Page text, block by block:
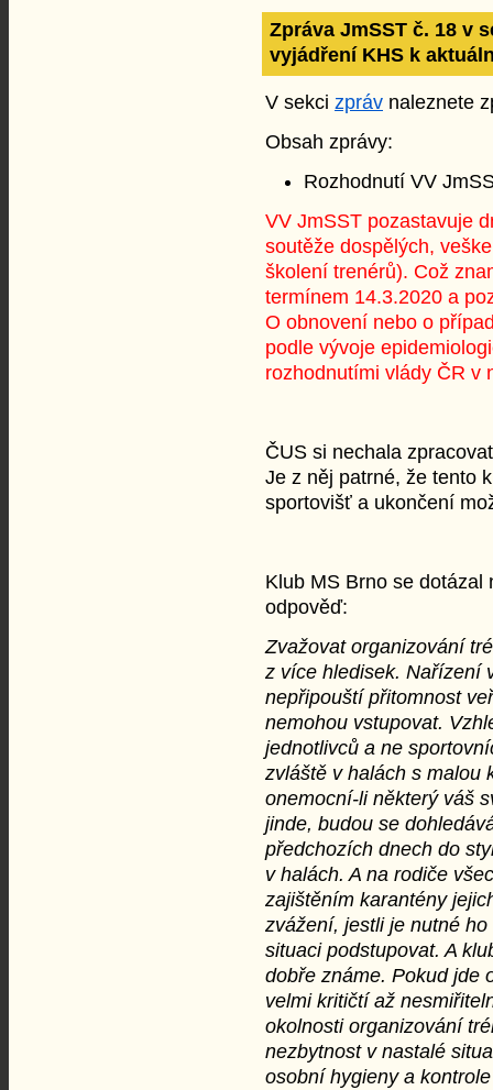
Zpráva JmSST č. 18 v
vyjádření KHS k
V sekci zpráv naleznete
Obsah zprávy:
Rozhodnutí VV
VV JmSST pozastavuje
soutěže dospělých,
školení trenérů). Což
termínem 14.3.2020 a
O obnovení nebo o
podle vývoje
rozhodnutími vlády ČR v
ČUS si nechala
Je z něj patrné, že tento
sportovišť a ukončení
Klub MS Brno se dotázal
odpověď:
Zvažovat organizování
z více hledisek. Nařízení
nepřipouští přitomnost
nemohou vstupovat.
jednotlivců a ne
zvláště v halách s malou
onemocní-li některý váš
jinde, budou se
předchozích dnech do
v halách. A na rodiče
zajištěním karantény
zvážení, jestli je nutné
situaci podstupovat. A
dobře známe. Pokud jde
velmi kritičtí až
okolnosti organizování
nezbytnost v nastalé
osobní hygieny a